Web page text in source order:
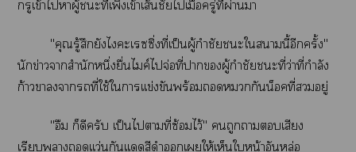
กรูเข้าไาผู้ะที่เพิ่งเข้าเส้นชัยไเมื่อครู่ที่ผ่านา
"คุณรู้สึกยังไะเรซซิ่งที่เป็นผู้กำชัยะใานี้อีกครั้ง"
นักข่าวาสำนักหนึ่งยื่นไมค์ไจ่อที่าผู้กำชัยะที่ว่าที่กำลัง
ก้าวางาที่ใช้ใาเเข่งขันพร้อมกันน็อคที่อยู่
"อืม ก็ดีครับ เป็นไตามที่ซ้อมไว้" ถูกาเสียง
เรียบาเเว่นกันเเดสีดำเให้เห็นใหน้าอันหล่อ